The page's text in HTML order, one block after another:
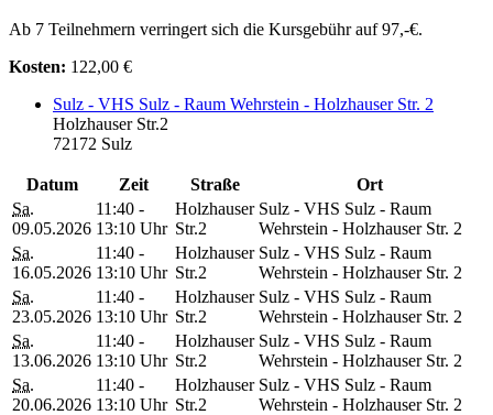
Ab 7 Teilnehmern verringert sich die Kursgebühr auf 97,-€.
Kosten: 122,00 €
Sulz - VHS Sulz - Raum Wehrstein - Holzhauser Str. 2
Holzhauser Str.2
72172 Sulz
Datum Zeit Straße
Ort
Sa.
09.05.2026
11:40 -
13:10 Uhr
Holzhauser
Str.2
Sulz - VHS Sulz - Raum
Wehrstein - Holzhauser Str. 2
Sa.
16.05.2026
11:40 -
13:10 Uhr
Holzhauser
Str.2
Sulz - VHS Sulz - Raum
Wehrstein - Holzhauser Str. 2
Sa.
23.05.2026
11:40 -
13:10 Uhr
Holzhauser
Str.2
Sulz - VHS Sulz - Raum
Wehrstein - Holzhauser Str. 2
Sa.
13.06.2026
11:40 -
13:10 Uhr
Holzhauser
Str.2
Sulz - VHS Sulz - Raum
Wehrstein - Holzhauser Str. 2
Sa.
20.06.2026
11:40 -
13:10 Uhr
Holzhauser
Str.2
Sulz - VHS Sulz - Raum
Wehrstein - Holzhauser Str. 2